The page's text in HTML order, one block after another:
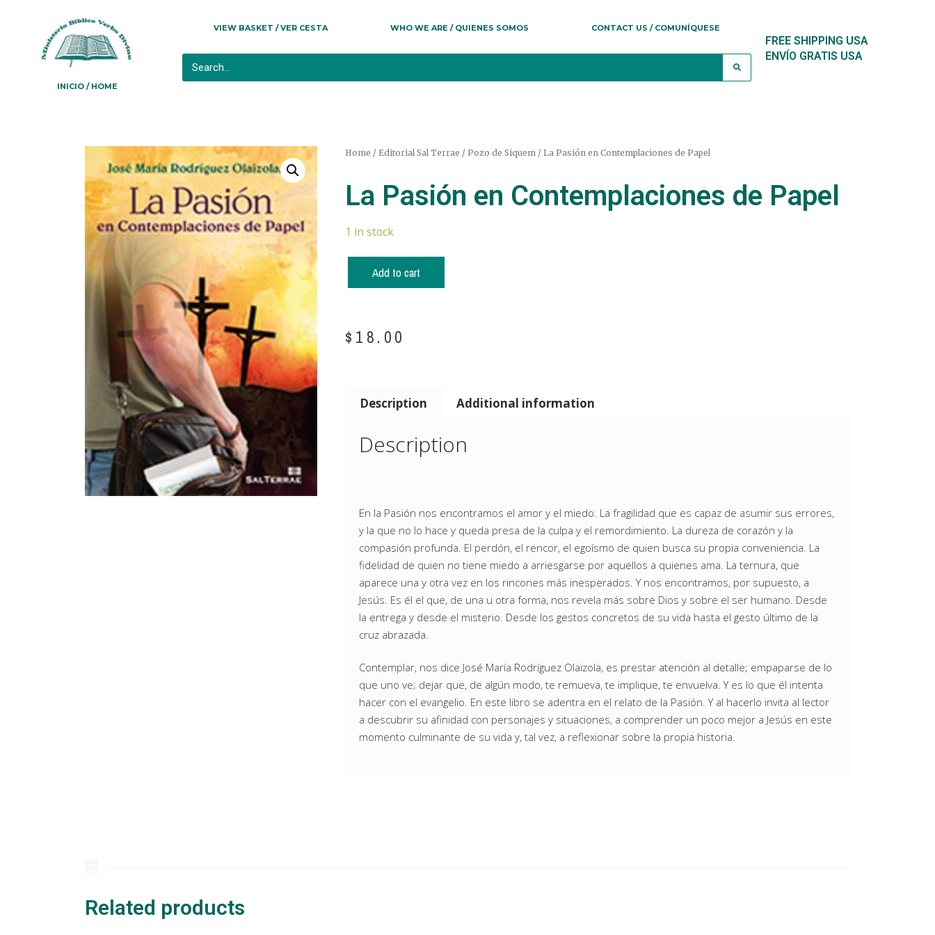
INICIO / HOME
VIEW BASKET / VER CESTA WHO WE ARE / QUIENES SOMOS CONTACT US / COMUNÍQUESE
FREE SHIPPING USA
ENVÍO GRATIS USA
Home / Editorial Sal Terrae / Pozo de Siquem/ La Pasión en Contemplaciones de Papel
La Pasión en Contemplaciones de Papel
1 in stock
Add to cart
$ 18.00
Description Additional information
Description
En la Pasión nos encontramos el amor y el miedo. La fragilidad que es capaz de asumir sus errores,
y la que no lo hace y queda presa de la culpa y el remordimiento. La dureza de corazón y la
compasión profunda. El perdón, el rencor, el egoísmo de quien busca su propia conveniencia. La
fidelidad de quien no tiene miedo a arriesgarse por aquellos a quienes ama. La ternura, que
aparece una y otra vez en los rincones más inesperados. Y nos encontramos, por supuesto, a
Jesús. Es él el que, de una u otra forma, nos revela más sobre Dios y sobre el ser humano. Desde
la entrega y desde el misterio. Desde los gestos concretos de su vida hasta el gesto último de la
cruz abrazada.
Contemplar, nos dice José María Rodríguez Olaizola, es prestar atención al detalle; empaparse de lo
que uno ve; dejar que, de algún modo, te remueva, te implique, te envuelva. Y es lo que él intenta
hacer con el evangelio. En este libro se adentra en el relato de la Pasión. Y al hacerlo invita al lector
a descubrir su afinidad con personajes y situaciones, a comprender un poco mejor a Jesús en este
momento culminante de su vida y, tal vez, a reflexionar sobre la propia historia.
Related products